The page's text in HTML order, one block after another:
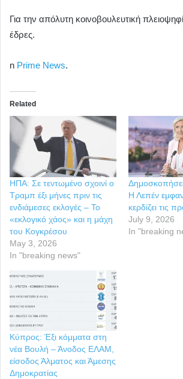
Για την απόλυτη κοινοβουλευτική
έδρες.
n Prime News.
Related
ΗΠΑ: Σε τεντωμένο σχοινί ο
Τραμπ έξι μήνες πριν τις
ενδιάμεσες εκλογές – Το
«εκλογικό χάος» και η μάχη
του Κογκρέσου
May 3, 2026
In "breaking news"
Η Λεπέν
κερδίζει τις
July 9, 2026
In "breaking
Κύπρος: Έξι κόμματα στη
νέα Βουλή – Άνοδος ΕΛΑΜ,
είσοδος Άλματος και Άμεσης
Δημοκρατίας